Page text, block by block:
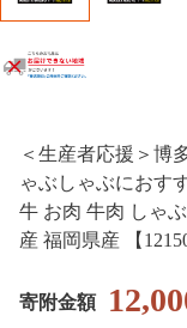
＜生産者応援＞博
ゃぶしゃぶにおす
牛 お肉 牛肉 しゃ
産 福岡県産 【
寄附金額